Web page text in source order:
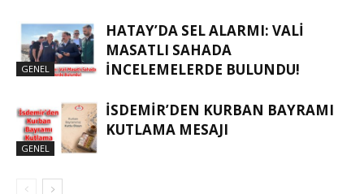
GENEL
HATAY’DA SEL ALARMI: VALI
MASATLI SAHADA
İNCELEMELERDE BULUNDU!
GENEL
İSDEMIR’DEN KURBAN BAYRAMI
KUTLAMA MESAJI